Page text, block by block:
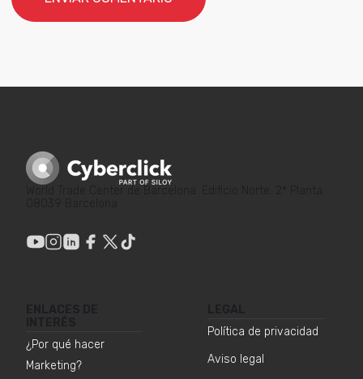
¿Por qué hacer
Marketing?
Política de privacidad
Aviso legal